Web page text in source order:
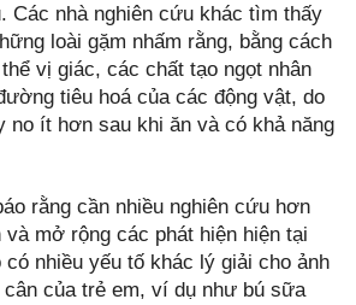
Các nhà nghiên cứu khác tìm thấy
loài gặm nhấm rằng, bằng cách
vị giác, các chất tạo ngọt nhân
tiêu hoá của các động vật, do
no ít hơn sau khi ăn và có khả năng
rằng cần nhiều nghiên cứu hơn
và mở rộng các phát hiện hiện tại
có nhiều yếu tố khác lý giải cho ảnh
của trẻ em, ví dụ như bú sữa